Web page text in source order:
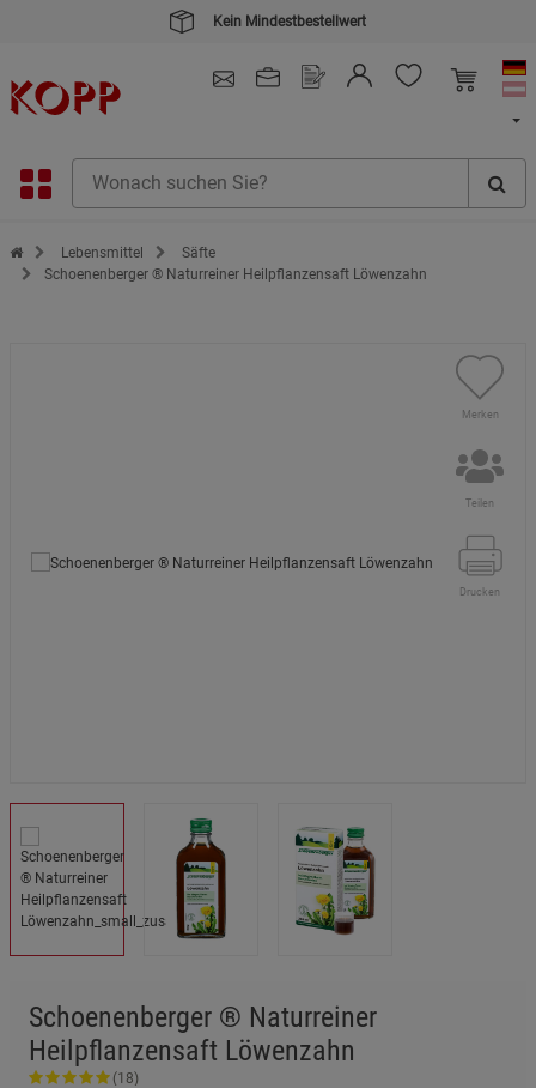
Kauf auf Rechnung
Zur Startseite des Kopp Verlag Online-Shop
Lebensmittel
Säfte
Schoenenberger ® Naturreiner Heilpflanzensaft Löwenzahn
Merken
Teilen
Drucken
Schoenenberger ® Naturreiner
Heilpflanzensaft Löwenzahn
(18)